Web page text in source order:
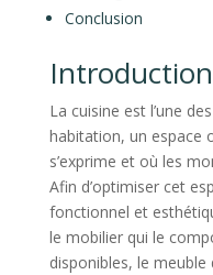
Conclusion
Introduction
La cuisine est l’une
habitation, un espace
s’exprime et où les
Afin d’optimiser cet
fonctionnel et
le mobilier qui le
disponibles, le